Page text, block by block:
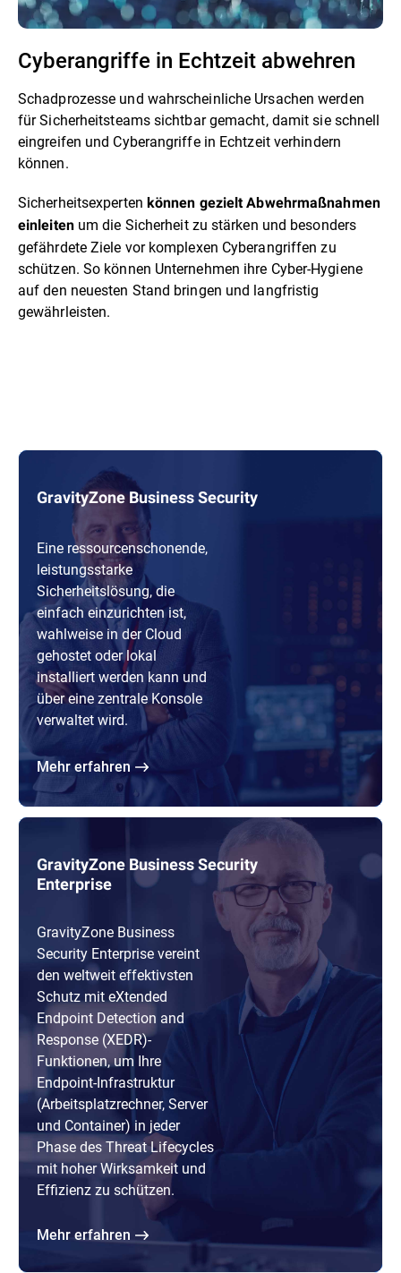
Cyberangriffe in Echtzeit abwehren
Schadprozesse und wahrscheinliche Ursachen werden
für Sicherheitsteams sichtbar gemacht, damit sie schnell
eingreifen und Cyberangriffe in Echtzeit verhindern
können.
Sicherheitsexperten können gezielt Abwehrmaßnahmen
einleitenum die Sicherheit zu stärken und besonders
gefährdete Ziele vor komplexen Cyberangriffen zu
schützen. So können Unternehmen ihre Cyber-Hygiene
auf den neuesten Stand bringen und langfristig
gewährleisten.
GravityZone Business Security
Eine ressourcenschonende,
leistungsstarke
Sicherheitslösung, die
einfach einzurichten ist,
wahlweise in der Cloud
gehostet oder lokal
installiert werden kann und
über eine zentrale Konsole
verwaltet wird.
Mehr erfahren
GravityZone Business Security
Enterprise
GravityZone Business
Security Enterprise vereint
den weltweit effektivsten
Schutz mit eXtended
Endpoint Detection and
Response (XEDR)-
Funktionen, um Ihre
Endpoint-Infrastruktur
(Arbeitsplatzrechner, Server
und Container) in jeder
Phase des Threat Lifecycles
mit hoher Wirksamkeit und
Effizienz zu schützen.
Mehr erfahren